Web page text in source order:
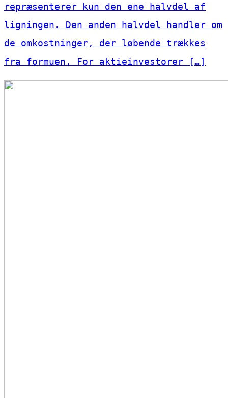
repræsenterer kun den ene halvdel af
ligningen. Den anden halvdel handler om
de omkostninger, der løbende trækkes
fra formuen. For aktieinvestorer […]